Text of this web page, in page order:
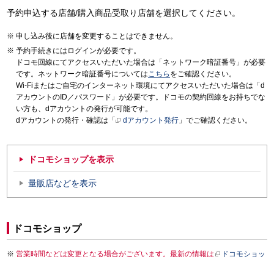
予約申込する店舗/購入商品受取り店舗を選択してください。
申し込み後に店舗を変更することはできません。
予約手続きにはログインが必要です。
ドコモ回線にてアクセスいただいた場合は「ネットワーク暗証番号」が必要
です。ネットワーク暗証番号についてはこちら をご確認ください。
Wi-Fiまたはご自宅のインターネット環境にてアクセスいただいた場合は「d
アカウントのID／パスワード」が必要です。ドコモの契約回線をお持ちでな
い方も、dアカウントの発行が可能です。
dアカウントの発行・確認は「
dアカウント発行 」でご確認ください。
ドコモショップを表示
量販店などを表示
ドコモショップ
営業時間などは変更となる場合がございます。最新の情報は
ドコモショッ